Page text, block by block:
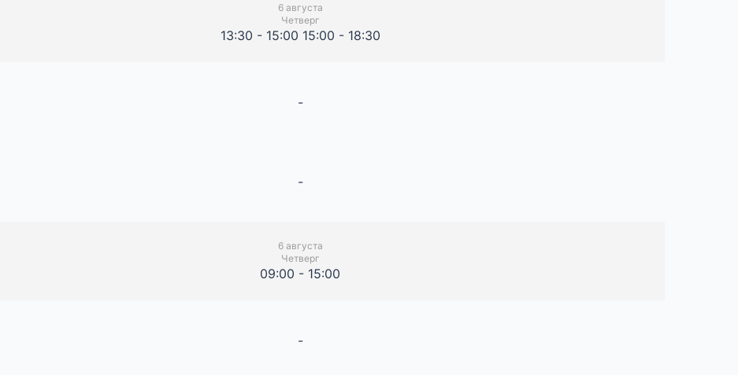
6 августа
Четверг
13:30 - 15:00 15:00 - 18:30
-
-
6 августа
Четверг
09:00 - 15:00
-